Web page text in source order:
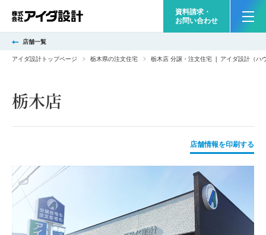
資料請求・
お問い合わせ
店舗一覧
アイダ設計トップページ 栃木県の注文住宅 栃木店 分譲・注文住宅 ❘ アイダ設計（ハ
栃木店
店舗情報を印刷する